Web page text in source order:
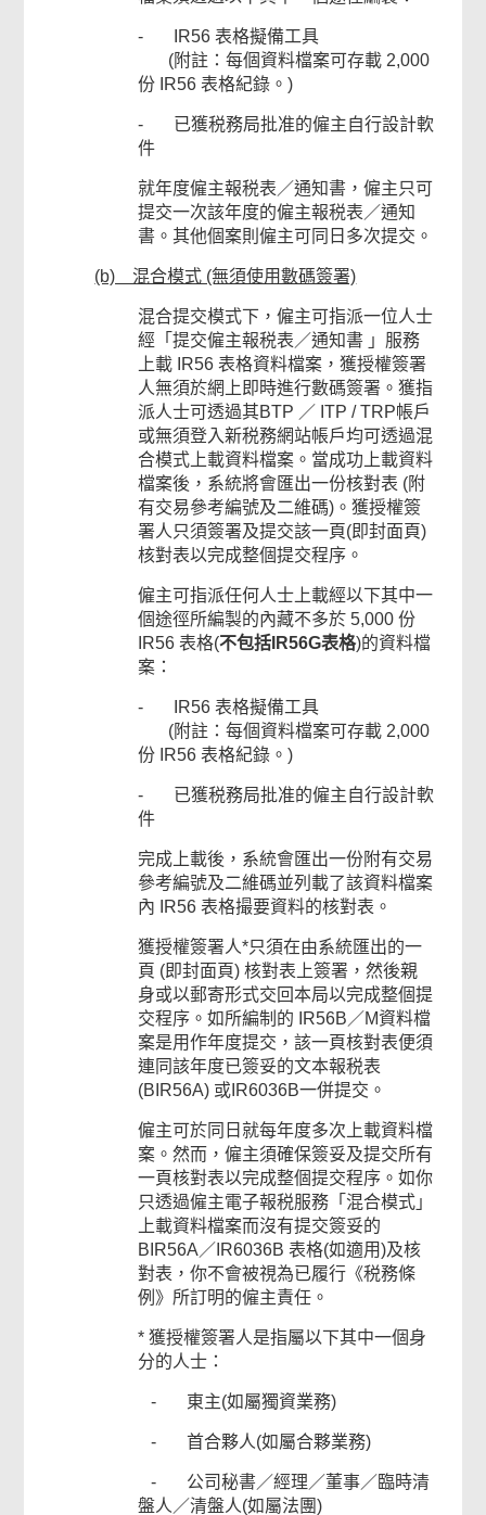
- IR56 表格擬備工具
(附註：每個資料檔案可存載 2,000
份 IR56 表格紀錄。)
- 已獲税務局批准的僱主自行設計軟
件
就年度僱主報税表／通知書，僱主只可
提交一次該年度的僱主報税表／通知
書。其他個案則僱主可同日多次提交。
(b) 混合模式 (無須使用數碼簽署)
混合提交模式下，僱主可指派一位人士
經「提交僱主報税表／通知書 」服務
上載 IR56 表格資料檔案，獲授權簽署
人無須於網上即時進行數碼簽署。獲指
派人士可透過其BTP ／ ITP / TRP帳戶
或無須登入新税務網站帳戶均可透過混
合模式上載資料檔案。當成功上載資料
檔案後，系統將會匯出一份核對表 (附
有交易參考編號及二維碼)。獲授權簽
署人只須簽署及提交該一頁(即封面頁)
核對表以完成整個提交程序。
僱主可指派任何人士上載經以下其中一
個途徑所編製的內藏不多於 5,000 份
IR56 表格(不包括IR56G表格)的資料檔
案：
- IR56 表格擬備工具
(附註：每個資料檔案可存載 2,000
份 IR56 表格紀錄。)
- 已獲税務局批准的僱主自行設計軟
件
完成上載後，系統會匯出一份附有交易
參考編號及二維碼並列載了該資料檔案
內 IR56 表格撮要資料的核對表。
獲授權簽署人*只須在由系統匯出的一
頁 (即封面頁) 核對表上簽署，然後親
身或以郵寄形式交回本局以完成整個提
交程序。如所編制的 IR56B／M資料檔
案是用作年度提交，該一頁核對表便須
連同該年度已簽妥的文本報税表
(BIR56A) 或IR6036B一併提交。
僱主可於同日就每年度多次上載資料檔
案。然而，僱主須確保簽妥及提交所有
一頁核對表以完成整個提交程序。如你
只透過僱主電子報税服務「混合模式」
上載資料檔案而沒有提交簽妥的
BIR56A／IR6036B 表格(如適用)及核
對表，你不會被視為已履行《税務條
例》所訂明的僱主責任。
* 獲授權簽署人是指屬以下其中一個身
分的人士：
- 東主(如屬獨資業務)
- 首合夥人(如屬合夥業務)
- 公司秘書／經理／董事／臨時清
盤人／清盤人(如屬法團)